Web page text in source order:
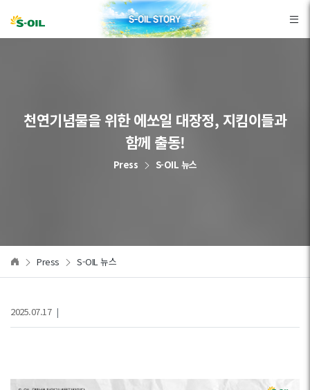
천연기념물을 위한 에쏘일 대장정, 지킴이들과
함께 출동!
Press S-OIL 뉴스
Press S-OIL 뉴스
2025.07.17 |